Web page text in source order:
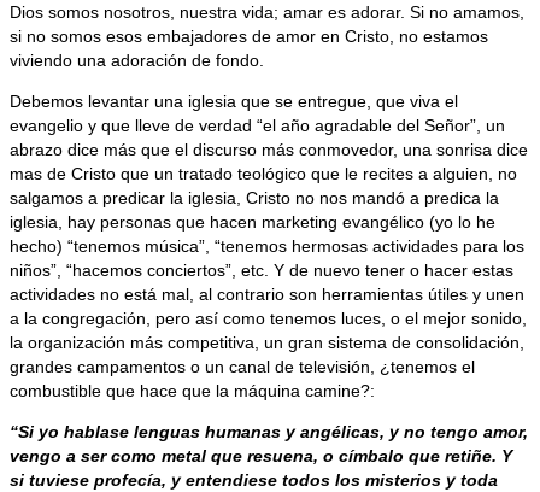
Dios somos nosotros, nuestra vida; amar es adorar. Si no amamos,
si no somos esos embajadores de amor en Cristo, no estamos
viviendo una adoración de fondo.
Debemos levantar una iglesia que se entregue, que viva el
evangelio y que lleve de verdad “el año agradable del Señor”, un
abrazo dice más que el discurso más conmovedor, una sonrisa dice
mas de Cristo que un tratado teológico que le recites a alguien, no
salgamos a predicar la iglesia, Cristo no nos mandó a predica la
iglesia, hay personas que hacen marketing evangélico (yo lo he
hecho) “tenemos música”, “tenemos hermosas actividades para los
niños”, “hacemos conciertos”, etc. Y de nuevo tener o hacer estas
actividades no está mal, al contrario son herramientas útiles y unen
a la congregación, pero así como tenemos luces, o el mejor sonido,
la organización más competitiva, un gran sistema de consolidación,
grandes campamentos o un canal de televisión, ¿tenemos el
combustible que hace que la máquina camine?:
“Si yo hablase lenguas humanas y angélicas, y no tengo amor,
vengo a ser como metal que resuena, o címbalo que retiñe. Y
si tuviese profecía, y entendiese todos los misterios y toda